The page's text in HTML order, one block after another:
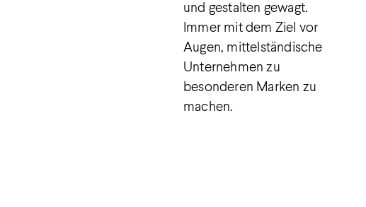
und gestalten gewagt.
Immer mit dem Ziel vor
Augen, mittelständische
Unternehmen zu
besonderen Marken zu
machen.